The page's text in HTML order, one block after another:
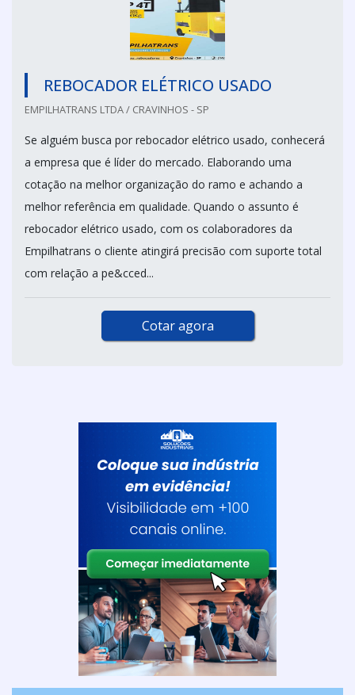
REBOCADOR ELÉTRICO USADO
EMPILHATRANS LTDA / CRAVINHOS - SP
Se alguém busca por rebocador elétrico usado, conhecerá
a empresa que é líder do mercado. Elaborando uma
cotação na melhor organização do ramo e achando a
melhor referência em qualidade. Quando o assunto é
rebocador elétrico usado, com os colaboradores da
Empilhatrans o cliente atingirá precisão com suporte total
com relação a pe&cced...
Cotar agora